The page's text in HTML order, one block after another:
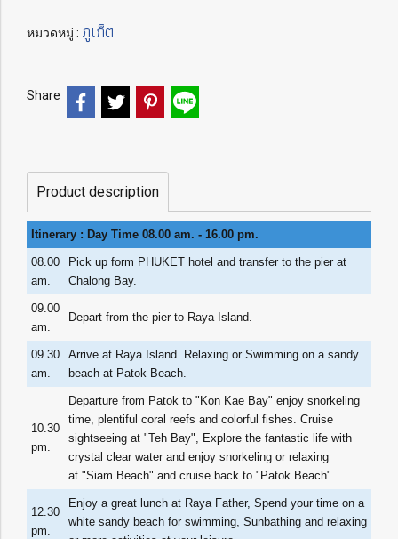
หมวดหมู่ : ภูเก็ต
Share
Product description
Itinerary : Day Time 08.00 am. - 16.00 pm.
08.00
am.
Pick up form PHUKET hotel and transfer to the pier at
Chalong Bay.
09.00
am.
Depart from the pier to Raya Island.
09.30
am.
Arrive at Raya Island. Relaxing or Swimming on a sandy
beach at Patok Beach.
10.30
pm.
Departure from Patok to "Kon Kae Bay" enjoy snorkeling
time, plentiful coral reefs and colorful fishes. Cruise
sightseeing at "Teh Bay", Explore the fantastic life with
crystal clear water and enjoy snorkeling or relaxing
at "Siam Beach" and cruise back to "Patok Beach".
12.30
pm.
Enjoy a great lunch at Raya Father, Spend your time on a
white sandy beach for swimming, Sunbathing and relaxing